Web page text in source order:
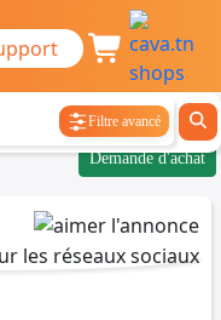
Filtre avancé
Demande d'achat